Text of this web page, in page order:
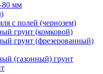
80 мм
с полей (чернозем)
грунт (комковой)
грунт (фрезерованный)
(газонный) грунт